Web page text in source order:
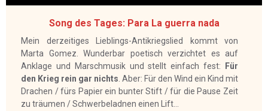
Song des Tages: Para La guerra nada
Mein derzeitiges Lieblings-Antikriegslied kommt von
Marta Gomez. Wunderbar poetisch verzichtet es auf
Anklage und Marschmusik und stellt einfach fest:
Für
den Krieg rein gar nichts. Aber: Für den Wind ein Kind mit
Drachen / fürs Papier ein bunter Stift / für die Pause Zeit
zu träumen / Schwerbeladnen einen Lift...